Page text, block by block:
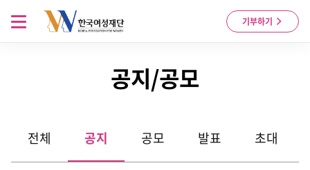
Skip to content
기부하기
메뉴 열기
공지/공모
전체 공지 공모 발표 초대